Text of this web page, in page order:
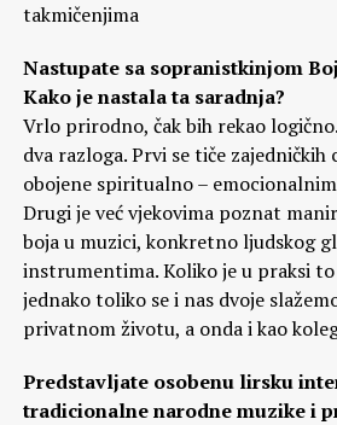
takmičenjima
Nastupate sa sopranistkinjom
Kako je nastala ta saradnja?
Vrlo prirodno, čak bih rekao
dva razloga. Prvi se tiče
obojene spiritualno –
Drugi je već vjekovima poznat
boja u muzici, konkretno ljudskog
instrumentima. Koliko je u praksi
jednako toliko se i nas dvoje
privatnom životu, a onda i kao
Predstavljate osobenu lirsku
tradicionalne narodne muzike i